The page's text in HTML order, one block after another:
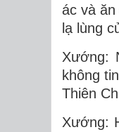
ác và
lạ lùng
Xướng:
không
Thiên
Xướng: